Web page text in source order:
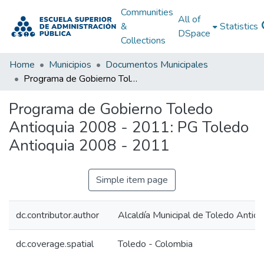
Communities
&
Collections
All of
DSpace
Statistics
Home Municipios
Documentos Municipales
Programa de Gobierno Toledo Antioquia 2008 - 2011: PG Toledo Antioquia 2008 - 2011
Programa de Gobierno Toledo
Antioquia 2008 - 2011: PG Toledo
Antioquia 2008 - 2011
Simple item page
dc.contributor.author Alcaldía Municipal de Toledo
dc.coverage.spatial Toledo - Colombia